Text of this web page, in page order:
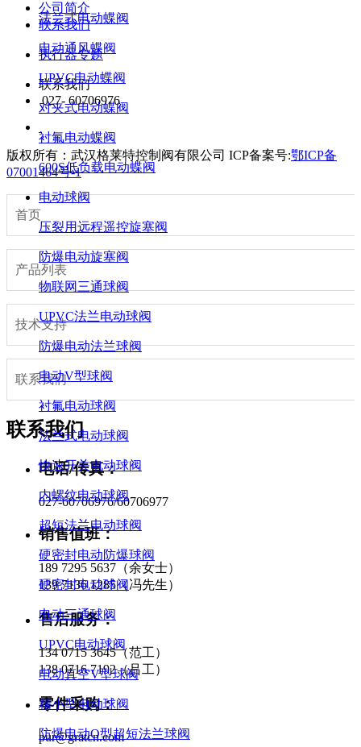
法兰式电动蝶阀
电动通风蝶阀
UPVC电动蝶阀
对夹式电动蝶阀
衬氟电动蝶阀
600S低负载电动蝶阀
电动球阀
压裂用远程遥控旋塞阀
防爆电动旋塞阀
物联网三通球阀
UPVC法兰电动球阀
防爆电动法兰球阀
电动V型球阀
衬氟电动球阀
法兰式电动球阀
快速开关电动球阀
内螺纹电动球阀
超短法兰电动球阀
硬密封电动防爆球阀
硬密封电动球阀
电动三通球阀
UPVC电动球阀
电动真空V型球阀
精小型电动球阀
防爆电动O型超短法兰球阀
公司简介
联系我们
执行器专题
联系我们
027- 60706976
版权所有：武汉格莱特控制阀有限公司 ICP备案号:鄂ICP备
07001464号-1
首页
产品列表
技术支持
联系我们
联系我们
电话/传真：
027-60706976/60706977
销售值班：
189 7295 5637（余女士）
139 7136 1285（冯先生）
售后服务：
134 0715 3645（范工）
138 0716 7192（吕工）
零件采购：
pur@gratcn.com